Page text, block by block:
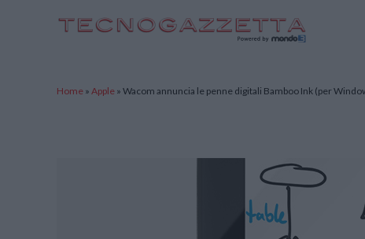
Home » Apple » Wacom annuncia le penne digitali Bamboo Ink (per